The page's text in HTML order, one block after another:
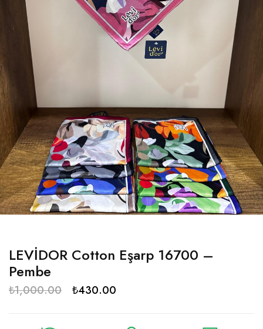
LEVİDOR Cotton Eşarp 16700 –
Pembe
₺1,000.00 ₺430.00